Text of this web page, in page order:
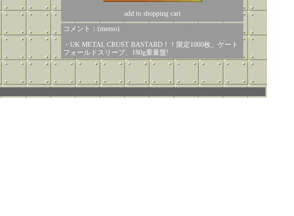
add to shopping cart
コメント：(memo)
・UK METAL CRUST BASTARD！！限定1000枚、ゲート
フォールドスリーブ、180g重量盤!